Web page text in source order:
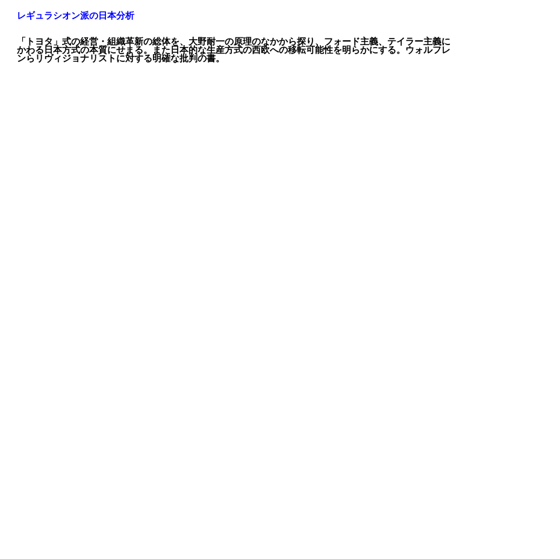
レギュラシオン派の日本分析
「トヨタ」式の経営・組織革新の総体を、大野耐一の原理のなかから探り、フォード主義、テイラー主義に
かわる日本方式の本質にせまる。また日本的な生産方式の西欧への移転可能性を明らかにする。ウォルフレ
ンらリヴィジョナリストに対する明確な批判の書。